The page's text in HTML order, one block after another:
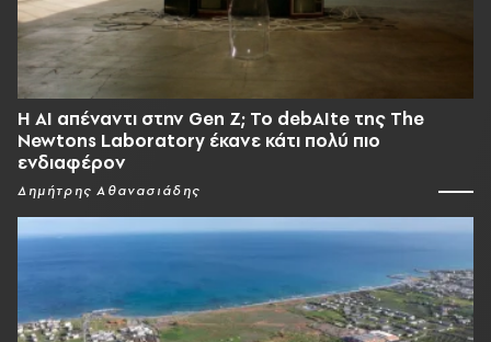
Η AI απέναντι στην Gen Z; Το debAIte της The
Newtons Laboratory έκανε κάτι πολύ πιο
ενδιαφέρον
Δημήτρης Αθανασιάδης